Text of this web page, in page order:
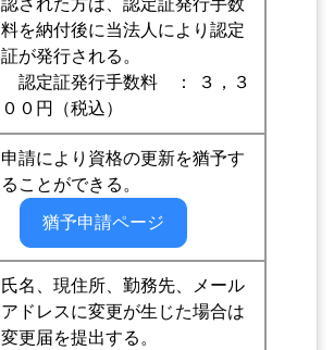
料を納付後に当法人により認定
証が発行される。
認定証発行手数料 ： ３，３
００円（税込）
申請により資格の更新を猶予す
ることができる。
猶予申請ページ
氏名、現住所、勤務先、メール
アドレスに変更が生じた場合は
変更届を提出する。